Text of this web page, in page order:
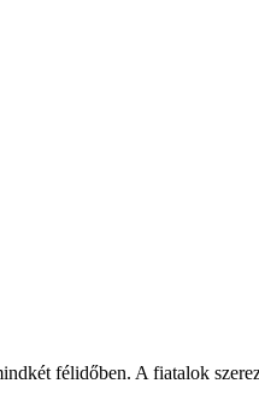
félidőben. A fiatalok